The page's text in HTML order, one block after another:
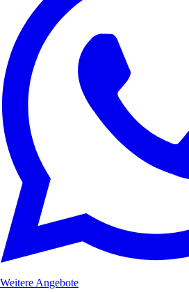
Weitere Angebote